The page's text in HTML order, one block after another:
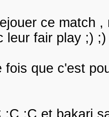
ce match
leur fair play ;)
fois que c'est
:C :C et bakari